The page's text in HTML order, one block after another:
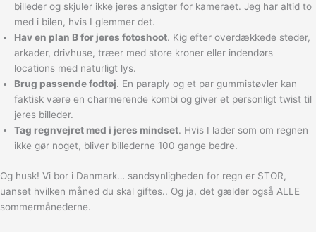
billeder og skjuler ikke jeres ansigter for kameraet. Jeg har altid to
med i bilen, hvis I glemmer det.
Hav en plan B for jeres fotoshoot. Kig efter overdækkede steder,
arkader, drivhuse, træer med store kroner eller indendørs
locations med naturligt lys.
Brug passende fodtøj. En paraply og et par gummistøvler kan
faktisk være en charmerende kombi og giver et personligt twist til
jeres billeder.
Tag regnvejret med i jeres mindset. Hvis I lader som om regnen
ikke gør noget, bliver billederne 100 gange bedre.
Og husk! Vi bor i Danmark… sandsynligheden for regn er STOR,
uanset hvilken måned du skal giftes.. Og ja, det gælder også ALLE
sommermånederne.